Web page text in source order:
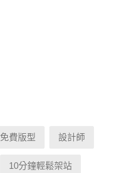
免費版型 設計師
10分鐘輕鬆架站